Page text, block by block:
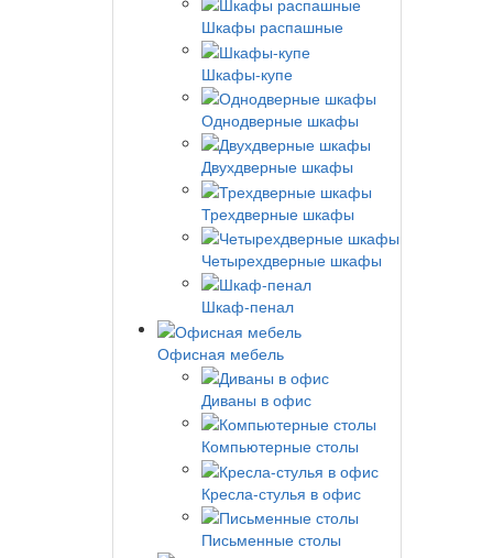
Шкафы распашные
Шкафы-купе
Однодверные шкафы
Двухдверные шкафы
Трехдверные шкафы
Четырехдверные шкафы
Шкаф-пенал
Офисная мебель
Диваны в офис
Компьютерные столы
Кресла-стулья в офис
Письменные столы